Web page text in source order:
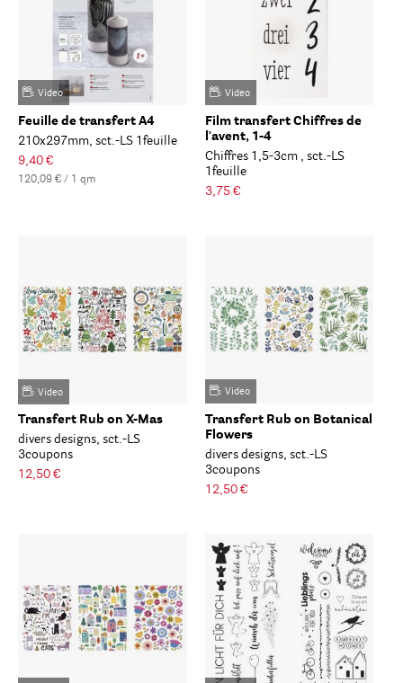
Video
Feuille de transfert A4
210x297mm, sct.-LS 1feuille
9,40 €
120,09 € / 1 qm
Video
Film transfert Chiffres de
l'avent, 1-4
Chiffres 1,5-3cm , sct.-LS
1feuille
3,75 €
Video
Transfert Rub on X-Mas
divers designs, sct.-LS
3coupons
12,50 €
Video
Transfert Rub on Botanical
Flowers
divers designs, sct.-LS
3coupons
12,50 €